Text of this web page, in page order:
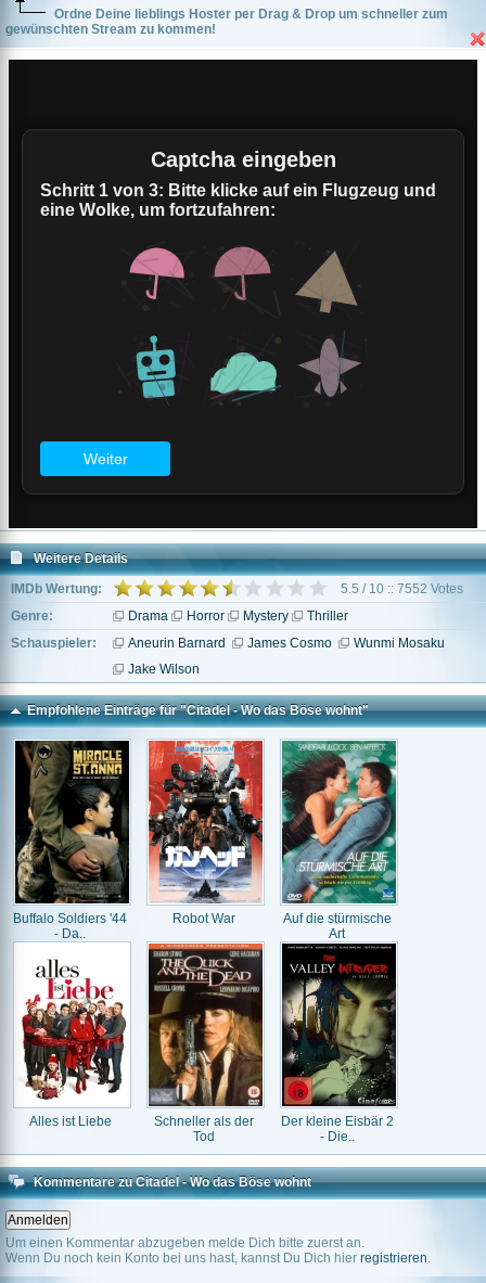
Ordne Deine lieblings Hoster per Drag & Drop um schneller zum
gewünschten Stream zu kommen!
Weitere Details
IMDb Wertung:
5.5 / 10 :: 7552 Votes
Genre:
Drama Horror Mystery
Thriller
Schauspieler:
Aneurin Barnard James Cosmo
Wunmi Mosaku
Jake Wilson
Empfohlene Einträge für "Citadel - Wo das Böse wohnt"
Buffalo Soldiers '44
- Da..
Robot War
Auf die stürmische
Art
Alles ist Liebe
Schneller als der
Tod
Der kleine Eisbär 2
- Die..
Kommentare zu Citadel - Wo das Böse wohnt
Um einen Kommentar abzugeben melde Dich bitte zuerst an.
Wenn Du noch kein Konto bei uns hast, kannst Du Dich hier registrieren.